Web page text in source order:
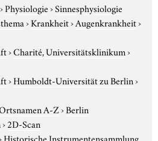
Physiologie›Sinnesphysiologie
›Krankheit›Augenkrankheit›
›Charité, Universitätsklinikum›
›Humboldt-Universität zu Berlin›
A-Z›Berlin
›2D-Scan
Historische Instrumentensammlung